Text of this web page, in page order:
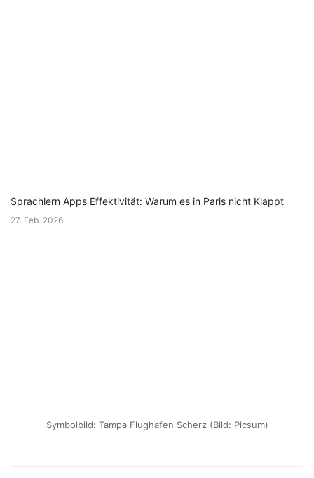
Sprachlern Apps Effektivität: Warum es in Paris nicht Klappt
27. Feb. 2026
Symbolbild: Tampa Flughafen Scherz (Bild: Picsum)